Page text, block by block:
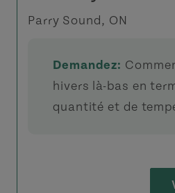
Parry Sound, ON
Demandez:
hivers là-bas en
quantité et de